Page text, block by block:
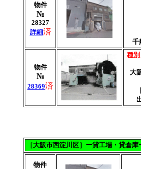
物件
№
28327
詳細済
千
物件
№
28369済
種
大
［大阪市西淀川区］ー貸工場・貸倉庫
物件